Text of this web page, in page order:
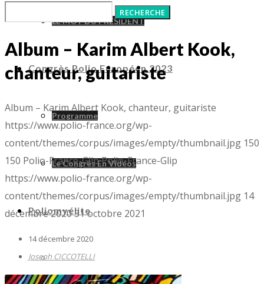
LE MOT DU PRÉSIDENT
Congrès Polio Européen 2023
Programme
Le Congrès En Vidéos
Poliomyélite
Poliomyélite
Album – Karim Albert Kook,
chanteur, guitariste
Album – Karim Albert Kook, chanteur, guitariste
https://www.polio-france.org/wp-
content/themes/corpus/images/empty/thumbnail.jpg 150
150 Polio-France-GlipPolio-France-Glip
https://www.polio-france.org/wp-
content/themes/corpus/images/empty/thumbnail.jpg 14
décembre 202031 octobre 2021
14 décembre 2020
Joseph CICCOTELLI